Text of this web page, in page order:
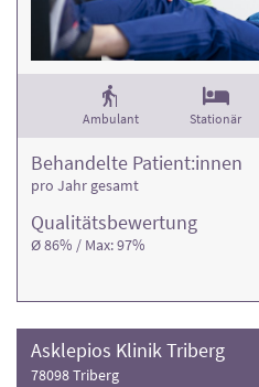
Ambulant Stationär
Qualitäts­bewertung
Ø 86% / Max: 97%
Behandelte Patient:innen
pro Jahr gesamt
Asklepios Klinik Triberg
78098 Triberg